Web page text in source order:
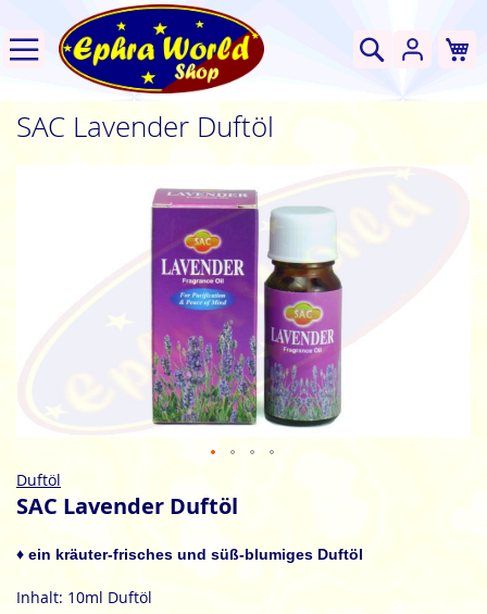
Suche
SAC Lavender Duftöl
Zum
Anfang
Bildgalerie
springen
Duftöl
SAC Lavender Duftöl
♦ ein kräuter-frisches und süß-blumiges Duftöl
Inhalt: 10ml Duftöl